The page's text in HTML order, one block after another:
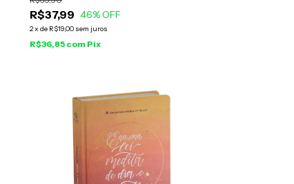
R$37,99 46% OFF
2x de R$19,00 sem juros
R$36,85 com Pix